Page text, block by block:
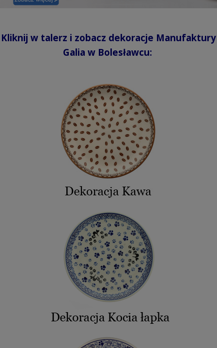
Kliknij w talerz i zobacz dekoracje Manufaktury
Galia w Bolesławcu: